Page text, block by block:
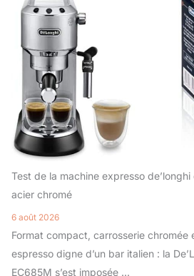
Test de la machine expresso
acier chromé
6 août 2026
Format compact, carrosserie chromée
espresso digne d’un bar italien : la
EC685M s’est imposée ...